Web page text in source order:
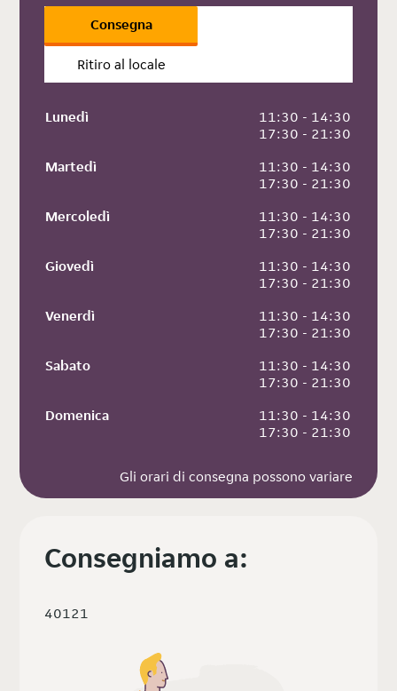
Consegna
Ritiro al locale
Lunedì
11:30 - 14:30
17:30 - 21:30
Martedì
11:30 - 14:30
17:30 - 21:30
Mercoledì
11:30 - 14:30
17:30 - 21:30
Giovedì
11:30 - 14:30
17:30 - 21:30
Venerdì
11:30 - 14:30
17:30 - 21:30
Sabato
11:30 - 14:30
17:30 - 21:30
Domenica
11:30 - 14:30
17:30 - 21:30
Gli orari di consegna possono variare
Consegniamo a:
40121